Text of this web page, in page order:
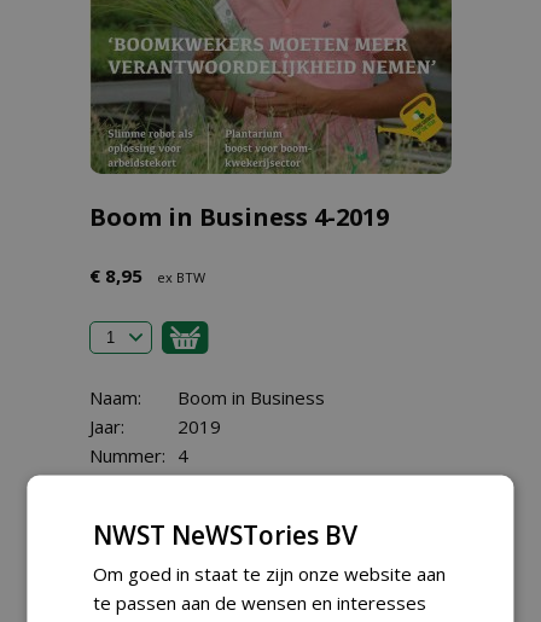
Boom in Business 4-2019
€ 8,95 ex BTW
Naam:
Boom in Business
Jaar:
2019
Nummer: 4
Rubrieken
NWST NeWSTories BV
Om goed in staat te zijn onze website aan
te passen aan de wensen en interesses